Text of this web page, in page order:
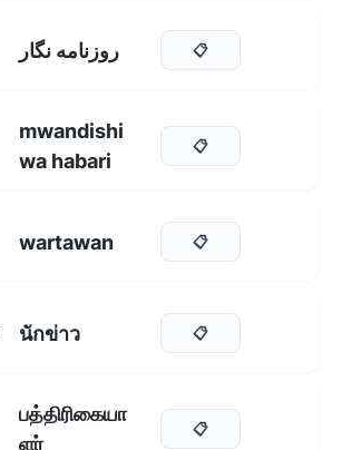
روزنامه نگار 📋
mwandishi
wa habari
📋
wartawan 📋
นักข่าว 📋
பத்திரிகையா
ளர்
📋